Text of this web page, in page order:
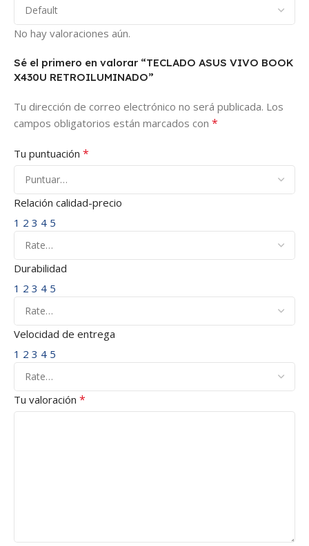
No hay valoraciones aún.
Sé el primero en valorar “TECLADO ASUS VIVO BOOK
X430U RETROILUMINADO”
Tu dirección de correo electrónico no será publicada. Los
campos obligatorios están marcados con *
Tu puntuación *
Relación calidad-precio
1 2 3 4 5
Durabilidad
1 2 3 4 5
Velocidad de entrega
1 2 3 4 5
Tu valoración *